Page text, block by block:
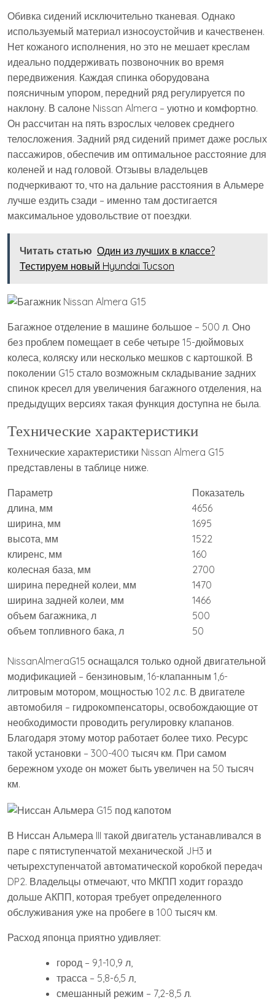
Обивка сидений исключительно тканевая. Однако
используемый материал износоустойчив и качественен.
Нет кожаного исполнения, но это не мешает креслам
идеально поддерживать позвоночник во время
передвижения. Каждая спинка оборудована
поясничным упором, передний ряд регулируется по
наклону. В салоне Nissan Almera – уютно и комфортно.
Он рассчитан на пять взрослых человек среднего
телосложения. Задний ряд сидений примет даже рослых
пассажиров, обеспечив им оптимальное расстояние для
коленей и над головой. Отзывы владельцев
подчеркивают то, что на дальние расстояния в Альмере
лучше ездить сзади – именно там достигается
максимальное удовольствие от поездки.
Читать статью Один из лучших в классе?
Тестируем новый Hyundai Tucson
Багажное отделение в машине большое – 500 л. Оно
без проблем помещает в себе четыре 15-дюймовых
колеса, коляску или несколько мешков с картошкой. В
поколении G15 стало возможным складывание задних
спинок кресел для увеличения багажного отделения, на
предыдущих версиях такая функция доступна не была.
Технические характеристики
Технические характеристики Nissan Almera G15
представлены в таблице ниже.
Параметр
Показатель
длина, мм
4656
ширина, мм
1695
высота, мм
1522
клиренс, мм
160
колесная база, мм
2700
ширина передней колеи, мм
1470
ширина задней колеи, мм
1466
объем багажника, л
500
объем топливного бака, л
50
NissanAlmeraG15 оснащался только одной двигательной
модификацией – бензиновым, 16-клапанным 1,6-
литровым мотором, мощностью 102 л.с. В двигателе
автомобиля – гидрокомпенсаторы, освобождающие от
необходимости проводить регулировку клапанов.
Благодаря этому мотор работает более тихо. Ресурс
такой установки – 300-400 тысяч км. При самом
бережном уходе он может быть увеличен на 50 тысяч
км.
В Ниссан Альмера III такой двигатель устанавливался в
паре с пятиступенчатой механической JH3 и
четырехступенчатой автоматической коробкой передач
DP2. Владельцы отмечают, что МКПП ходит гораздо
дольше АКПП, которая требует определенного
обслуживания уже на пробеге в 100 тысяч км.
Расход японца приятно удивляет:
город – 9,1-10,9 л,
трасса – 5,8-6,5 л,
смешанный режим – 7,2-8,5 л.